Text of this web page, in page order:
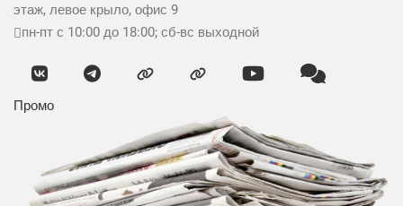
этаж, левое крыло, офис 9
пн-пт с 10:00 до 18:00; сб-вс выходной
Промо